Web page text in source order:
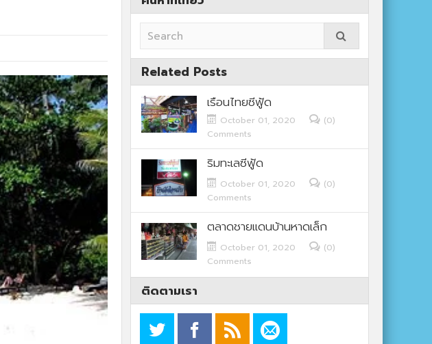
Related Posts
เรือนไทยซีฟู้ด
October 01, 2020
(0)
Comments
ริมทะเลซีฟู้ด
October 01, 2020
(0)
Comments
ตลาดชายแดนบ้านหาดเล็ก
October 01, 2020
(0)
Comments
ติดตามเรา